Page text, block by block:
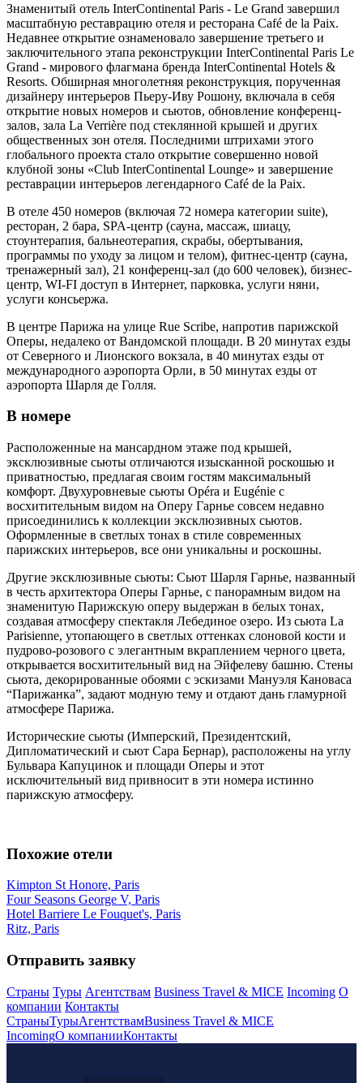
Знаменитый отель InterContinental Paris - Le Grand завершил
масштабную реставрацию отеля и ресторана Café de la Paix.
Недавнее открытие ознаменовало завершение третьего и
заключительного этапа реконструкции InterContinental Paris Le
Grand - мирового флагмана бренда InterContinental Hotels &
Resorts. Обширная многолетняя реконструкция, порученная
дизайнеру интерьеров Пьеру-Иву Рошону, включала в себя
открытие новых номеров и сьютов, обновление конференц-
залов, зала La Verrière под стеклянной крышей и других
общественных зон отеля. Последними штрихами этого
глобального проекта стало открытие совершенно новой
клубной зоны «Club InterContinental Lounge» и завершение
реставрации интерьеров легендарного Café de la Paix.
В отеле 450 номеров (включая 72 номера категории suite),
ресторан, 2 бара, SPA-центр (сауна, массаж, шиацу,
стоунтерапия, бальнеотерапия, скрабы, обертывания,
программы по уходу за лицом и телом), фитнес-центр (сауна,
тренажерный зал), 21 конференц-зал (до 600 человек), бизнес-
центр, WI-FI доступ в Интернет, парковка, услуги няни,
услуги консьержа.
В центре Парижа на улице Rue Scribe, напротив парижской
Оперы, недалеко от Вандомской площади. В 20 минутах езды
от Северного и Лионского вокзала, в 40 минутах езды от
международного аэропорта Орли, в 50 минутах езды от
аэропорта Шарля де Голля.
В номере
Расположенные на мансардном этаже под крышей,
эксклюзивные сьюты отличаются изысканной роскошью и
приватностью, предлагая своим гостям максимальный
комфорт. Двухуровневые сьюты Opéra и Eugénie с
восхитительным видом на Оперу Гарнье совсем недавно
присоединились к коллекции эксклюзивных сьютов.
Оформленные в светлых тонах в стиле современных
парижских интерьеров, все они уникальны и роскошны.
Другие эксклюзивные сьюты: Сьют Шарля Гарнье, названный
в честь архитектора Оперы Гарнье, с панорамным видом на
знаменитую Парижскую оперу выдержан в белых тонах,
создавая атмосферу спектакля Лебединое озеро. Из сьюта La
Parisienne, утопающего в светлых оттенках слоновой кости и
пудрово-розового с элегантным вкраплением черного цвета,
открывается восхитительный вид на Эйфелеву башню. Стены
сьюта, декорированные обоями с эскизами Мануэля Кановаса
“Парижанка”, задают модную тему и отдают дань гламурной
атмосфере Парижа.
Исторические сьюты (Имперский, Президентский,
Дипломатический и сьют Сара Бернар), расположены на углу
Бульвара Капуцинок и площади Оперы и этот
исключительный вид привносит в эти номера истинно
парижскую атмосферу.
Похожие отели
Kimpton St Honore, Paris
Four Seasons George V, Paris
Hotel Barriere Le Fouquet's, Paris
Ritz, Paris
Отправить заявку
Страны Туры Агентствам Business Travel & MICE Incoming О
компании Контакты
СтраныТурыАгентствамBusiness Travel & MICE
IncomingО компанииКонтакты